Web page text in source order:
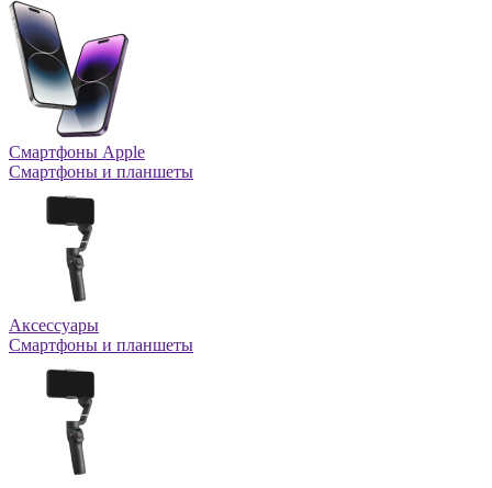
Смартфоны Apple
Смартфоны и планшеты
Аксессуары
Смартфоны и планшеты